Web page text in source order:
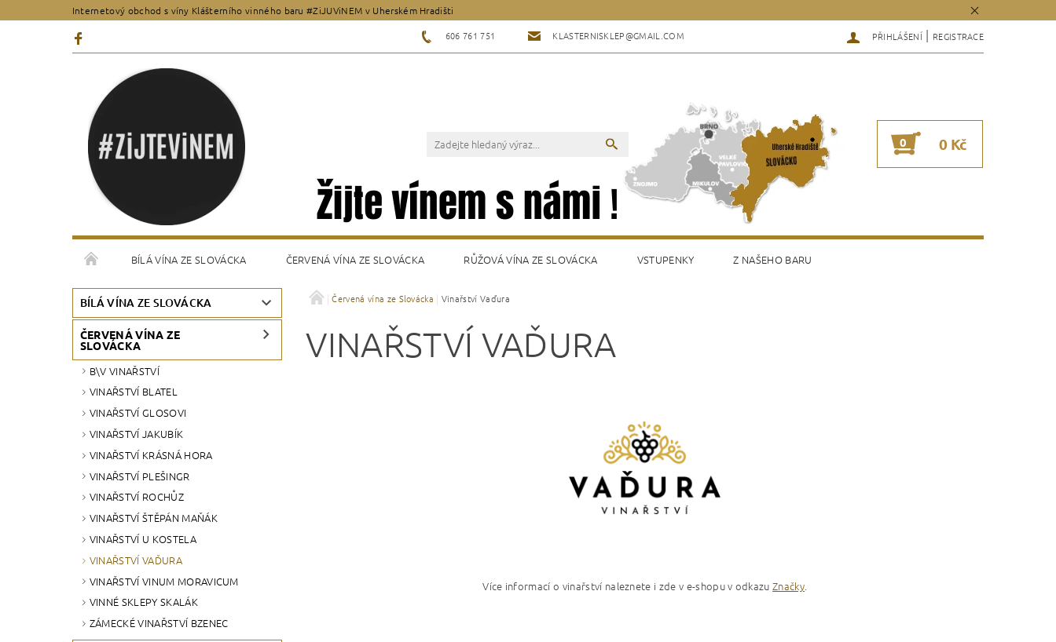
Internetový obchod s víny Klášterního vinného baru #ZiJUViNEM v Uherském Hradišti
606 761 751 KLASTERNISKLEP@GMAIL.COM PŘIHLÁŠENÍ | REGISTRACE
0 0 Kč
BÍLÁ VÍNA ZE SLOVÁCKA ČERVENÁ VÍNA ZE SLOVÁCKA RŮŽOVÁ VÍNA ZE SLOVÁCKA VSTUPENKY Z NAŠEHO BARU
VŠEOBECNÉ OBCHODNÍ PODMÍNKY KONTAKTY
BÍLÁ VÍNA ZE SLOVÁCKA
ČERVENÁ VÍNA ZE
SLOVÁCKA
B\V VINAŘSTVÍ
VINAŘSTVÍ BLATEL
VINAŘSTVÍ GLOSOVI
VINAŘSTVÍ JAKUBÍK
VINAŘSTVÍ KRÁSNÁ HORA
VINAŘSTVÍ PLEŠINGR
VINAŘSTVÍ ROCHŮZ
VINAŘSTVÍ ŠTĚPÁN MAŇÁK
VINAŘSTVÍ U KOSTELA
VINAŘSTVÍ VAĎURA
VINAŘSTVÍ VINUM MORAVICUM
VINNÉ SKLEPY SKALÁK
ZÁMECKÉ VINAŘSTVÍ BZENEC
Červená vína ze Slovácka Vinařství Vaďura
VINAŘSTVÍ VAĎURA
Více informací o vinařství naleznete i zde v e-shopu v odkazuZnačky.